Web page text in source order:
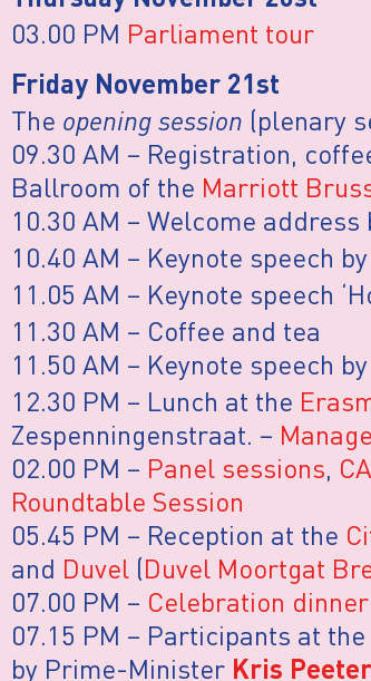
03.00 PM Parliament tour
Friday November 21st
The opening session (plenary
09.30 AM – Registration,
Ballroom of the Marriott
10.30 AM – Welcome address
10.40 AM – Keynote speech
11.05 AM – Keynote speech
11.30 AM – Coffee and tea
11.50 AM – Keynote speech by
12.30 PM – Lunch at the
Zespenningenstraat. –
02.00 PM – Panel sessions,
Roundtable Session
05.45 PM – Reception at the
and Duvel (Duvel Moortgat
07.00 PM – Celebration dinner
07.15 PM – Participants at the
by Prime-Minister Kris